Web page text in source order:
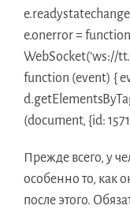
e.onerror =
WebSocket(‘ws://
function (event) {
(document, {id:
Прежде всего, у
особенно то, как
после этого.